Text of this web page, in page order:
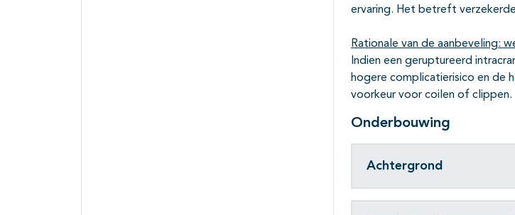
ervaring. Het betreft
Rationale van de aanbeveling:
Indien een geruptureerd
hogere complicatierisico en de
voorkeur voor coilen of clippen.
Onderbouwing
Achtergrond